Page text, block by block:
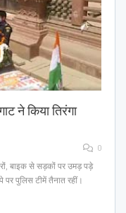
ने किया तिरंगा
0
बाइक से सड़कों पर उमड़ पड़े
पर पुलिस टीमें तैनात रहीं।